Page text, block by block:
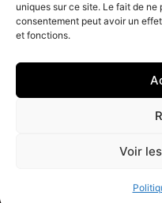
uniques sur ce site. Le fait de
consentement peut avoir un
et fonctions.
Voir
Code